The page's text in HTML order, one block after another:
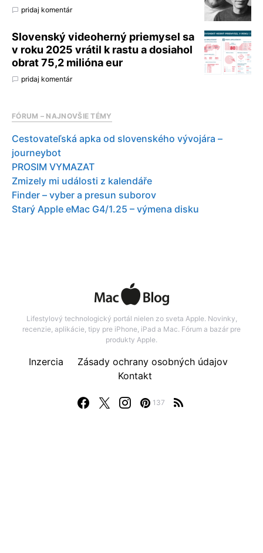
pridaj komentár
Slovenský videoherný priemysel sa
v roku 2025 vrátil k rastu a dosiahol
obrat 75,2 milióna eur
pridaj komentár
FÓRUM – NAJNOVŠIE TÉMY
Cestovateľská apka od slovenského vývojára –
journeybot
PROSIM VYMAZAT
Zmizely mi události z kalendáře
Finder – vyber a presun suborov
Starý Apple eMac G4/1.25 – výmena disku
Lifestylový technologický portál nielen zo sveta Apple. Novinky,
recenzie, aplikácie, tipy pre iPhone, iPad a Mac. Fórum a bazár pre
produkty Apple.
137
Inzercia
Zásady ochrany osobných údajov
Kontakt